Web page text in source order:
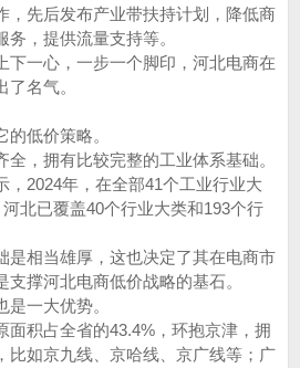
，先后发布产业带扶持计划，降低商
，提供流量支持等。
下一心，一步一个脚印，河北电商在
名气。
低价策略。
，拥有比较完整的工业体系基础。
，2024年，在全部41个工业行业大
北已覆盖40个行业大类和193个行
是相当雄厚，这也决定了其在电商市
撑河北电商低价战略的基石。
一大优势。
面积占全省的43.4%，环抱京津，拥
比如京九线、京哈线、京广线等；广